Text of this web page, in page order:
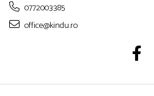
0772003385
office@kindu.ro